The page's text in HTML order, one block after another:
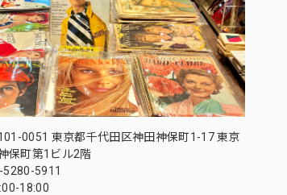
0051 東京都千代田区神田神保町1-17 東京
保町第1ビル2階
5280-5911
18:00